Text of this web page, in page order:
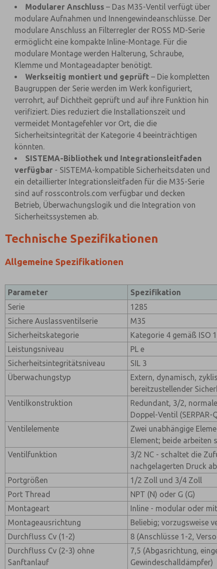
Modularer Anschluss – Das M35-Ventil verfügt über
modulare Aufnahmen und Innengewindeanschlüsse. Der
modulare Anschluss an Filterregler der ROSS MD-Serie
ermöglicht eine kompakte Inline-Montage. Für die
modulare Montage werden Halterung, Schraube,
Klemme und Montageadapter benötigt.
Werkseitig montiert und geprüft – Die kompletten
Baugruppen der Serie werden im Werk konfiguriert,
verrohrt, auf Dichtheit geprüft und auf ihre Funktion hin
verifiziert. Dies reduziert die Installationszeit und
vermeidet Montagefehler vor Ort, die die
Sicherheitsintegrität der Kategorie 4 beeinträchtigen
könnten.
SISTEMA-Bibliothek und Integrationsleitfaden
verfügbar - SISTEMA-kompatible Sicherheitsdaten und
ein detaillierter Integrationsleitfaden für die M35-Serie
sind auf rosscontrols.com verfügbar und decken
Betrieb, Überwachungslogik und die Integration von
Sicherheitssystemen ab.
Technische Spezifikationen
Allgemeine Spezifikationen
Parameter
Spezifikation
Serie
1285
Sichere Auslassventilserie
M35
Sicherheitskategorie
Kategorie 4 gemäß ISO
Leistungsniveau
PL e
Sicherheitsintegritätsniveau
SIL 3
Überwachungstyp
Extern, dynamisch,
bereitzustellender
Ventilkonstruktion
Redundant, 3/2,
Doppel-Ventil
Ventilelemente
Zwei unabhängige
Element; beide arbeiten
Ventilfunktion
3/2 NC - schaltet die
nachgelagerten Druck ab
Portgrößen
1/2 Zoll und 3/4 Zoll
Port Thread
NPT (N) oder G (G)
Montageart
Inline - modular oder
Montageausrichtung
Beliebig; vorzugsweise
Durchfluss Cv (1-2)
8 (Anschlüsse 1-2,
Durchfluss Cv (2-3) ohne
Sanftanlauf
7,5 (Abgasrichtung,
Gewindeschalldämpfer)